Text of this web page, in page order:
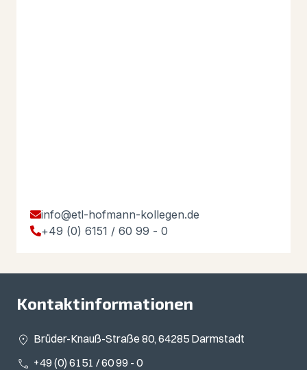
info@etl-hofmann-kollegen.de
+49 (0) 6151 / 60 99 - 0
Kontaktinformationen
Brüder-Knauß-Straße 80, 64285 Darmstadt
+49 (0) 6151 / 60 99 - 0